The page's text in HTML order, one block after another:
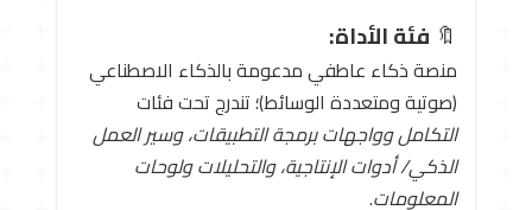
🔖 فئة الأداة:
منصة ذكاء عاطفي مدعومة بالذكاء الاصطناعي
(صوتية ومتعددة الوسائط)؛ تندرج تحت فئات
التكامل وواجهات برمجة التطبيقات،وسير العمل
الذكي/ أدوات الإنتاجية،والتحليلات ولوحات
المعلومات.